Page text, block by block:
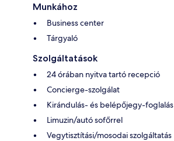
Munkához
Business center
Tárgyaló
Szolgáltatások
24 órában nyitva tartó recepció
Concierge-szolgálat
Kirándulás- és belépőjegy-foglalás
Limuzin/autó sofőrrel
Vegytisztítási/mosodai szolgáltatás